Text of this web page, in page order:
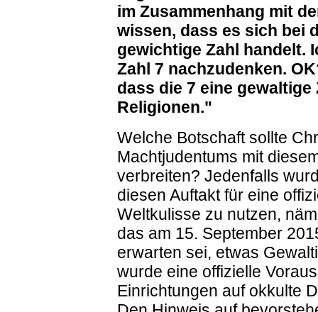
im Zusammenhang mit
wissen, dass es sich bei
gewichtige Zahl handelt.
Zahl 7 nachzudenken.
dass die 7 eine
Religionen."
Welche Botschaft sollte
Machtjudentums mit
verbreiten? Jedenfalls
diesen Auftakt für eine
Weltkulisse zu nutzen,
das am 15. September
erwarten sei, etwas
wurde eine offizielle
Einrichtungen auf okkulte